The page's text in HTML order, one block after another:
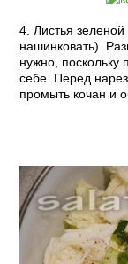
4. Листья зеленой
нашинковать).
нужно, поскольку
себе. Перед
промыть кочан и